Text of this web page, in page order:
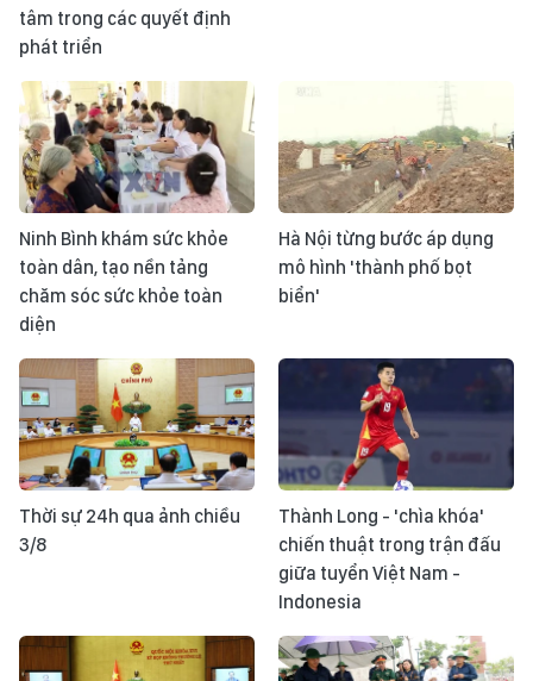
tâm trong các quyết định
phát triển
Ninh Bình khám sức khỏe
toàn dân, tạo nền tảng
chăm sóc sức khỏe toàn
diện
Hà Nội từng bước áp dụng
mô hình 'thành phố bọt
biển'
Thời sự 24h qua ảnh chiều
3/8
Thành Long - 'chìa khóa'
chiến thuật trong trận đấu
giữa tuyển Việt Nam -
Indonesia